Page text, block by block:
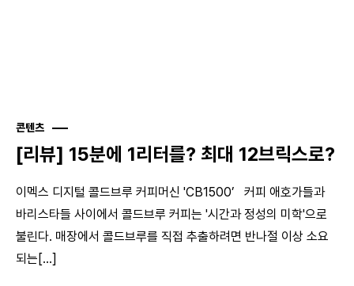
콘텐츠
[리뷰] 15분에 1리터를? 최대 12브릭스로?
이멕스 디지털 콜드브루 커피머신 'CB1500’ 커피 애호가들과
바리스타들 사이에서 콜드브루 커피는 '시간과 정성의 미학'으로
불린다. 매장에서 콜드브루를 직접 추출하려면 반나절 이상 소요
되는[...]